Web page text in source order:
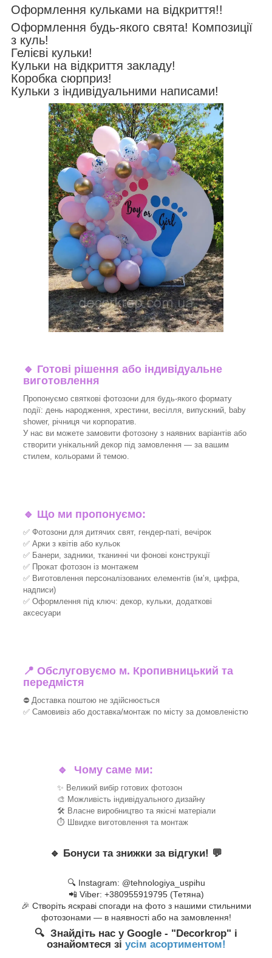
Оформлення кульками на відкриття!!
Оформлення будь-якого свята! Композиції
з куль!
Гелієві кульки!
Кульки на відкриття закладу!
Коробка сюрприз!
Кульки з індивідуальними написами!
🔹 Готові рішення або індивідуальне
виготовлення
Пропонуємо святкові фотозони для будь-якого формату
події: день народження, хрестини, весілля, випускний, baby
shower, річниця чи корпоратив.
У нас ви можете замовити фотозону з наявних варіантів або
створити унікальний декор під замовлення — за вашим
стилем, кольорами й темою.
🔹 Що ми пропонуємо:
✅ Фотозони для дитячих свят, гендер-паті, вечірок
✅ Арки з квітів або кульок
✅ Банери, задники, тканинні чи фонові конструкції
✅ Прокат фотозон із монтажем
✅ Виготовлення персоналізованих елементів (ім’я, цифра,
надписи)
✅ Оформлення під ключ: декор, кульки, додаткові
аксесуари
📍 Обслуговуємо м. Кропивницький та
передмістя
⛔ Доставка поштою не здійснюється
✅ Самовивіз або доставка/монтаж по місту за домовленістю
🔹 Чому саме ми:
✨ Великий вибір готових фотозон
🎨 Можливість індивідуального дизайну
🛠 Власне виробництво та якісні матеріали
⏱ Швидке виготовлення та монтаж
🔹 Бонуси та знижки за відгуки! 💬
🔍 Instagram: @tehnologiya_uspihu
📲 Viber: +380955919795 (Тетяна)
🎉 Створіть яскраві спогади на фото з нашими стильними
фотозонами — в наявності або на замовлення!
🔍 Знайдіть нас у Google - "Decorkrop" і
ознайомтеся зі усім асортиментом!